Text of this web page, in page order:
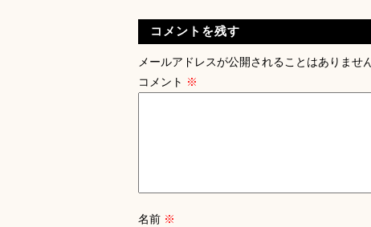
コメントを残す
メールアドレスが公開されることはありません
コメント ※
名前 ※